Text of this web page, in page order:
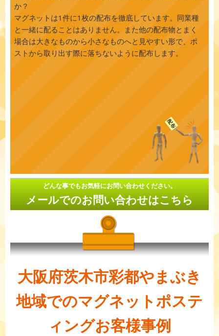
か？
マグネットは1件に1枚の配布を徹底しています。同業種
と一緒に配ることはありません。また他の配布物とまく
場合は大きなものから小さなものへと見やすい形で、ポ
ストから取り出す際に落ちないように配布します。
どんな事でもお気軽にお問い合わせください。
メールでのお問い合わせはこちら
大阪府茨木市彩都やまぶき
地域でのマグネットポステ
ィングお客様事例